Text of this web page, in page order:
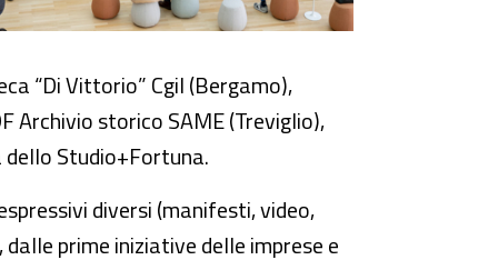
“Di Vittorio” Cgil (Bergamo),
Archivio storico SAME (Treviglio),
Studio+Fortuna.
diversi (manifesti, video,
prime iniziative delle imprese e